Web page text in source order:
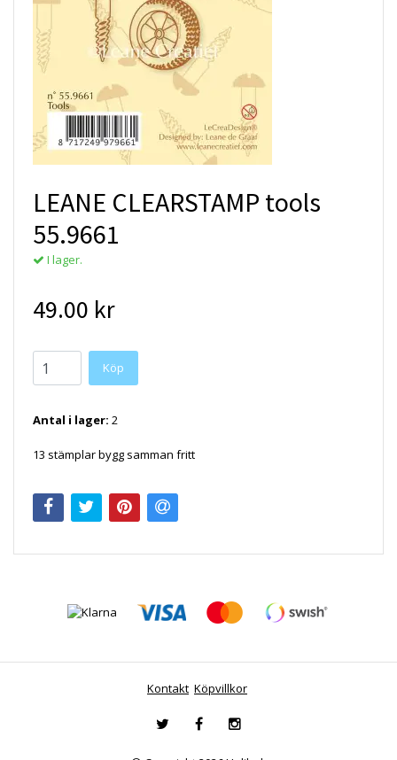
LEANE CLEARSTAMP tools
55.9661
I lager.
49.00 kr
Antal i lager: 2
13 stämplar bygg samman fritt
Kontakt Köpvillkor